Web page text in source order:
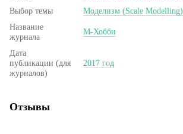
Выбор темы
Моделизм (Scale Modelling)
Название
журнала
М-Хобби
Дата
публикации (для
журналов)
2017 год
Отзывы